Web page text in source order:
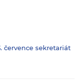
července sekretariát